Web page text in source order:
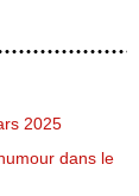
2025
dans le